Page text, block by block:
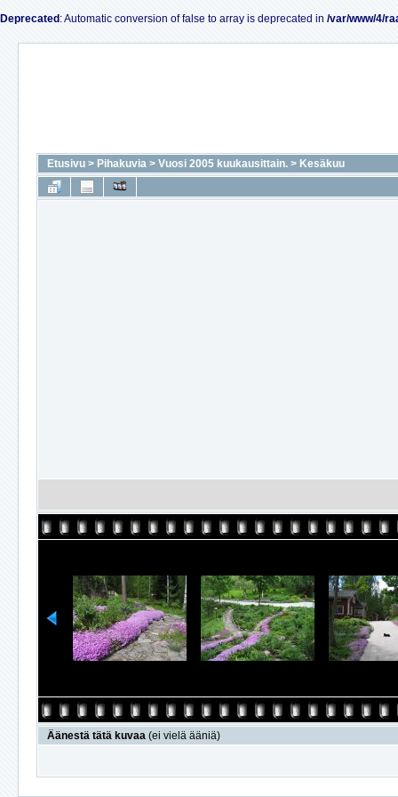
Deprecated : Automatic conversion of false to array is deprecated in /var/www/4/
Etusivu > Pihakuvia > Vuosi 2005 kuukausittain. > Kesäkuu
Äänestä tätä kuvaa (ei vielä ääniä)